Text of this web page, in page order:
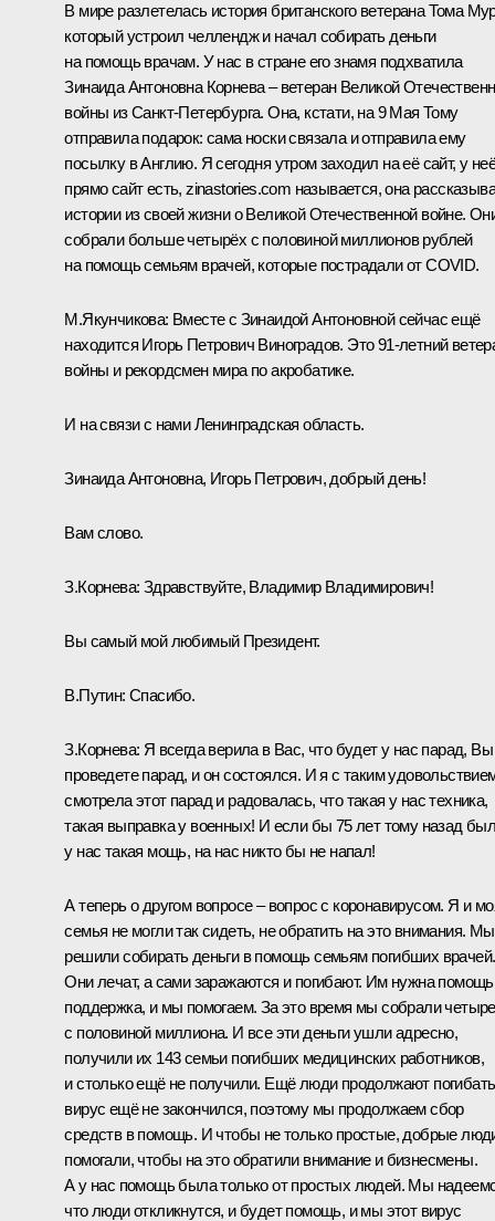
В мире разлетелась история британского ветерана Тома
который устроил челлендж и начал собирать деньги
на помощь врачам. У нас в стране его знамя подхватила
Зинаида Антоновна Корнева – ветеран Великой
войны из Санкт‑Петербурга. Она, кстати, на 9 Мая Тому
отправила подарок: сама носки связала и отправила ему
посылку в Англию. Я сегодня утром заходил на её сайт, у неё
прямо сайт есть, zinastories.com называется, она
истории из своей жизни о Великой Отечественной войне.
собрали больше четырёх с половиной миллионов рублей
на помощь семьям врачей, которые пострадали от COVID.
М.Якунчикова: Вместе с Зинаидой Антоновной сейчас ещё
находится Игорь Петрович Виноградов. Это 91‑летний
войны и рекордсмен мира по акробатике.
И на связи с нами Ленинградская область.
Зинаида Антоновна, Игорь Петрович, добрый день!
Вам слово.
З.Корнева: Здравствуйте, Владимир Владимирович!
Вы самый мой любимый Президент.
В.Путин: Спасибо.
З.Корнева: Я всегда верила в Вас, что будет у нас парад, Вы
проведете парад, и он состоялся. И я с таким
смотрела этот парад и радовалась, что такая у нас техника,
такая выправка у военных! И если бы 75 лет тому назад
у нас такая мощь, на нас никто бы не напал!
А теперь о другом вопросе – вопрос с коронавирусом. Я и
семья не могли так сидеть, не обратить на это внимания. Мы
решили собирать деньги в помощь семьям погибших врачей.
Они лечат, а сами заражаются и погибают. Им нужна
поддержка, и мы помогаем. За это время мы собрали четыре
с половиной миллиона. И все эти деньги ушли адресно,
получили их 143 семьи погибших медицинских работников,
и столько ещё не получили. Ещё люди продолжают
вирус ещё не закончился, поэтому мы продолжаем сбор
средств в помощь. И чтобы не только простые, добрые
помогали, чтобы на это обратили внимание и бизнесмены.
А у нас помощь была только от простых людей. Мы
что люди откликнутся, и будет помощь, и мы этот вирус